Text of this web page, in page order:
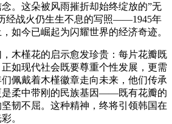
。这朵被风雨摧折却始终绽放的”无
经战火仍生生不息的写照——1945年
如今已崛起为闪耀世界的经济奇迹。
木槿花的启示愈发珍贵：每片花瓣既
如现代社会既要尊重个性发展，更需
佩戴着木槿徽章走向未来，他们传承
是柔中带刚的民族基因——既有花瓣的
韧不屈。这种精神，终将引领韩国在
。